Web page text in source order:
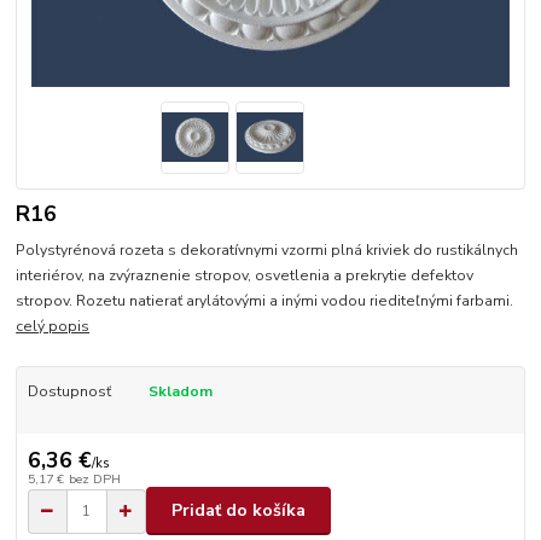
R16
Polystyrénová rozeta s dekoratívnymi vzormi plná kriviek do rustikálnych
interiérov, na zvýraznenie stropov, osvetlenia a prekrytie defektov
stropov. Rozetu natierať arylátovými a inými vodou riediteľnými farbami.
celý popis
Dostupnosť Skladom
6,36 €/ks
5,17 € bez DPH
Pridať do košíka